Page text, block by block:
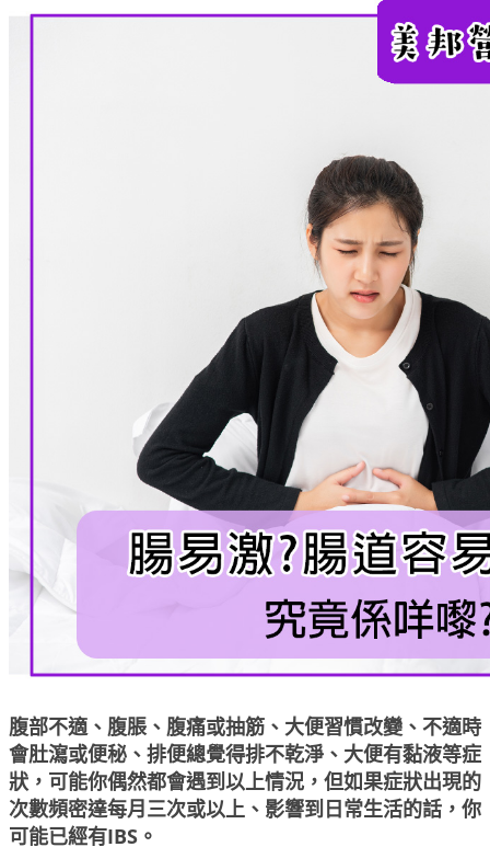
腹部不適、腹脹、腹痛或抽筋、大便習慣改變、不適時
會肚瀉或便秘、排便總覺得排不乾淨、大便有黏液等症
狀，可能你偶然都會遇到以上情況，但如果症狀出現的
次數頻密達每月三次或以上、影響到日常生活的話，你
可能已經有IBS。